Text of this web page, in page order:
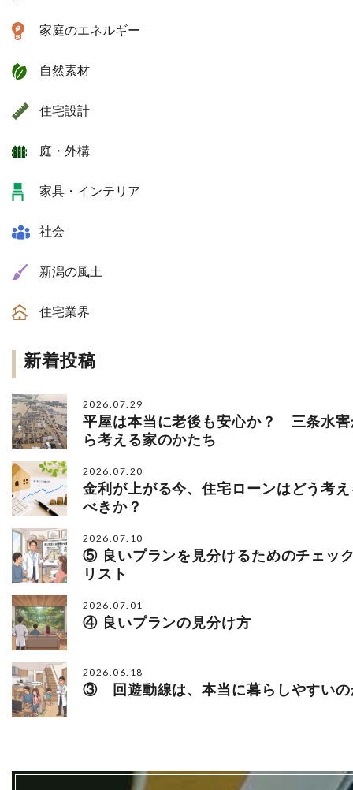
家庭のエネルギー
自然素材
住宅設計
庭・外構
家具・インテリア
社会
新潟の風土
住宅業界
新着投稿
2026.07.29
平屋は本当に老後も安心か？ 三条水害
ら考える家のかたち
2026.07.20
金利が上がる今、住宅ローンはどう考
べきか？
2026.07.10
⑤ 良いプランを見分けるためのチェッ
リスト
2026.07.01
④ 良いプランの見分け方
2026.06.18
③ 回遊動線は、本当に暮らしやすいの